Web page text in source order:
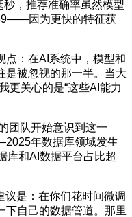
，推荐准确率虽然模型
因为更快的特征获
点：在AI系统中，模型和
是被忽视的那一半。当大
更关心的是“这些AI能力
团队开始意识到这一
年数据库领域发生
库和AI数据平台占比超
议是：在你们花时间微调
下自己的数据管道。那里